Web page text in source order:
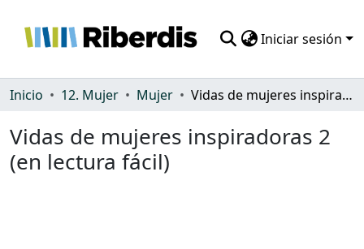
Iniciar sesión
Comunidades
Todo DSpace
Estadísticas
Inicio 12. Mujer Mujer Vidas de mujeres inspiradoras 2 (en lectura fácil)
Vidas de mujeres inspiradoras 2
(en lectura fácil)